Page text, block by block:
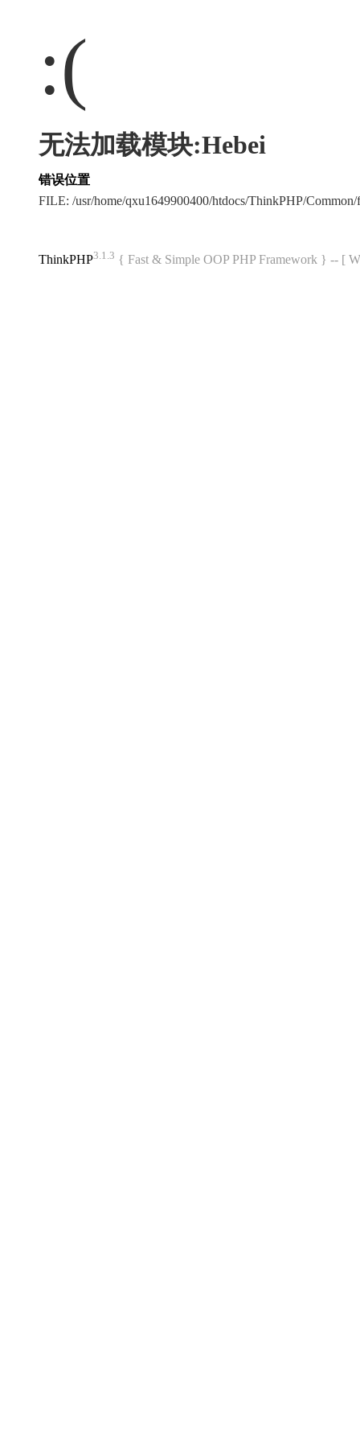
:(
无法加载模块:Hebei
错误位置
FILE: /usr/home/qxu1649900400/htdocs/ThinkPHP/
ThinkPHP3.1.3 { Fast & Simple OOP PHP Framework } -- [